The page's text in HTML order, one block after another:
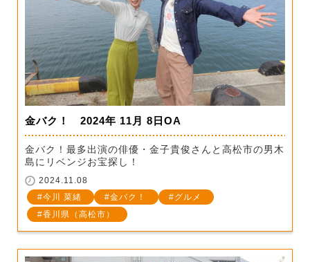
金バク！ 2024年 11月 8日OA
金バク！最多出演の俳優・金子貴俊さんと高松市の男木
島にリベンジお宝探し！
2024.11.08
今川 菜緒
金バク！
グルメ
香川県（高松市）